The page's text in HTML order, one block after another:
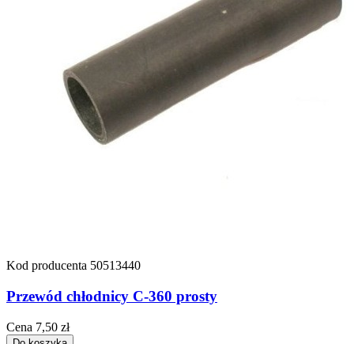
Kod producenta 50513440
Przewód chłodnicy C-360 prosty
Cena 7,50 zł